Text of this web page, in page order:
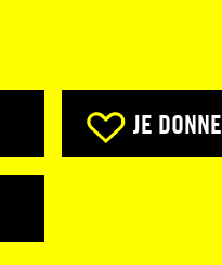
JE DONNE